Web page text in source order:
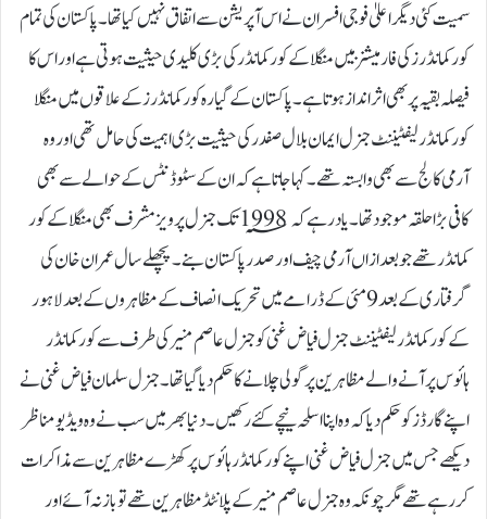
سمیت کئی دیگر اعلیٰ فوجی افسران نے اس آپریشن سے اتفاق نہیں کیا تھا۔ پاکستان کی تمام
کور کمانڈرز کی فارمیشنز میں منگلا کے کور کمانڈر کی بڑی کلیدی حیثیت ہوتی ہے اور اس کا
فیصلہ بقیہ پر بھی اثر انداز ہوتا ہے۔ پاکستان کے گیارہ کور کمانڈرز کے علاقوں میں منگلا
کور کمانڈر لیفٹیننٹ جنرل ایمان بلال صفدر کی حیثیت بڑی اہمیت کی حامل تھی اور وہ
آرمی کالج سے بھی وابستہ تھے۔ کہا جاتا ہے کہ ان کے سٹوڈنٹس کے حوالے سے بھی
کافی بڑا حلقہ موجود تھا۔ یاد رہے کہ 1998؁ تک جنرل پرویز مشرف بھی منگلا کے کور
کمانڈر تھے جو بعدازاں آرمی چیف اور صدر پاکستان بنے۔ پچھلے سال عمران خان کی
گرفتاری کے بعد 9 مئی کے ڈرامے میں تحریک انصاف کے مظاہروں کے بعد لاہور
کے کور کمانڈر لیفٹیننٹ جنرل فیاض غنی کو جنرل عاصم منیر کی طرف سے کور کمانڈر
ہائوس پر آنے والے مظاہرین پر گولی چلانے کا حکم دیا گیا تھا۔ جنرل سلمان فیاض غنی نے
اپنے گارڈز کو حکم دیا کہ وہ اپنا اسلحہ نیچے کئے رکھیں۔ دنیا بھر میں سب نے وہ ویڈیو مناظر
دیکھے جس میں جنرل فیاض غنی اپنے کور کمانڈر ہائوس پر کھڑے مظاہرین سے مذاکرات
کررہے تھے مگر چونکہ وہ جنرل عاصم منیر کے پلانٹڈ مظاہرین تھے تو باز نہ آئے اور